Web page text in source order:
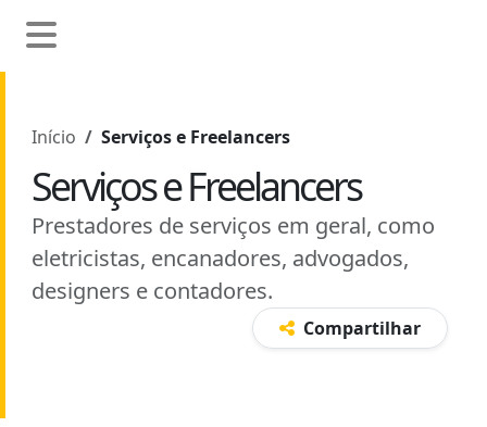
Início Serviços e Freelancers
Serviços e Freelancers
Prestadores de serviços em geral, como
eletricistas, encanadores, advogados,
designers e contadores.
Compartilhar